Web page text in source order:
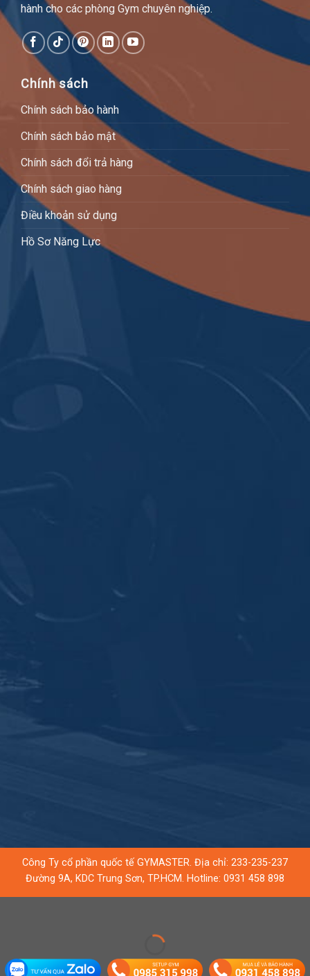
hành cho các phòng Gym chuyên nghiệp.
Chính sách
Chính sách bảo hành
Chính sách bảo mật
Chính sách đổi trả hàng
Chính sách giao hàng
Điều khoản sử dụng
Hồ Sơ Năng Lực
Công Ty cổ phần quốc tế GYMASTER. Địa chỉ: 233-235-237
Đường 9A, KDC Trung Sơn, TP.HCM. Hotline: 0931 458 898